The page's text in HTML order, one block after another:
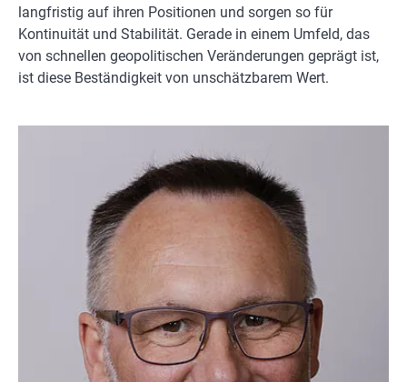
langfristig auf ihren Positionen und sorgen so für
Kontinuität und Stabilität. Gerade in einem Umfeld, das
von schnellen geopolitischen Veränderungen geprägt ist,
ist diese Beständigkeit von unschätzbarem Wert.